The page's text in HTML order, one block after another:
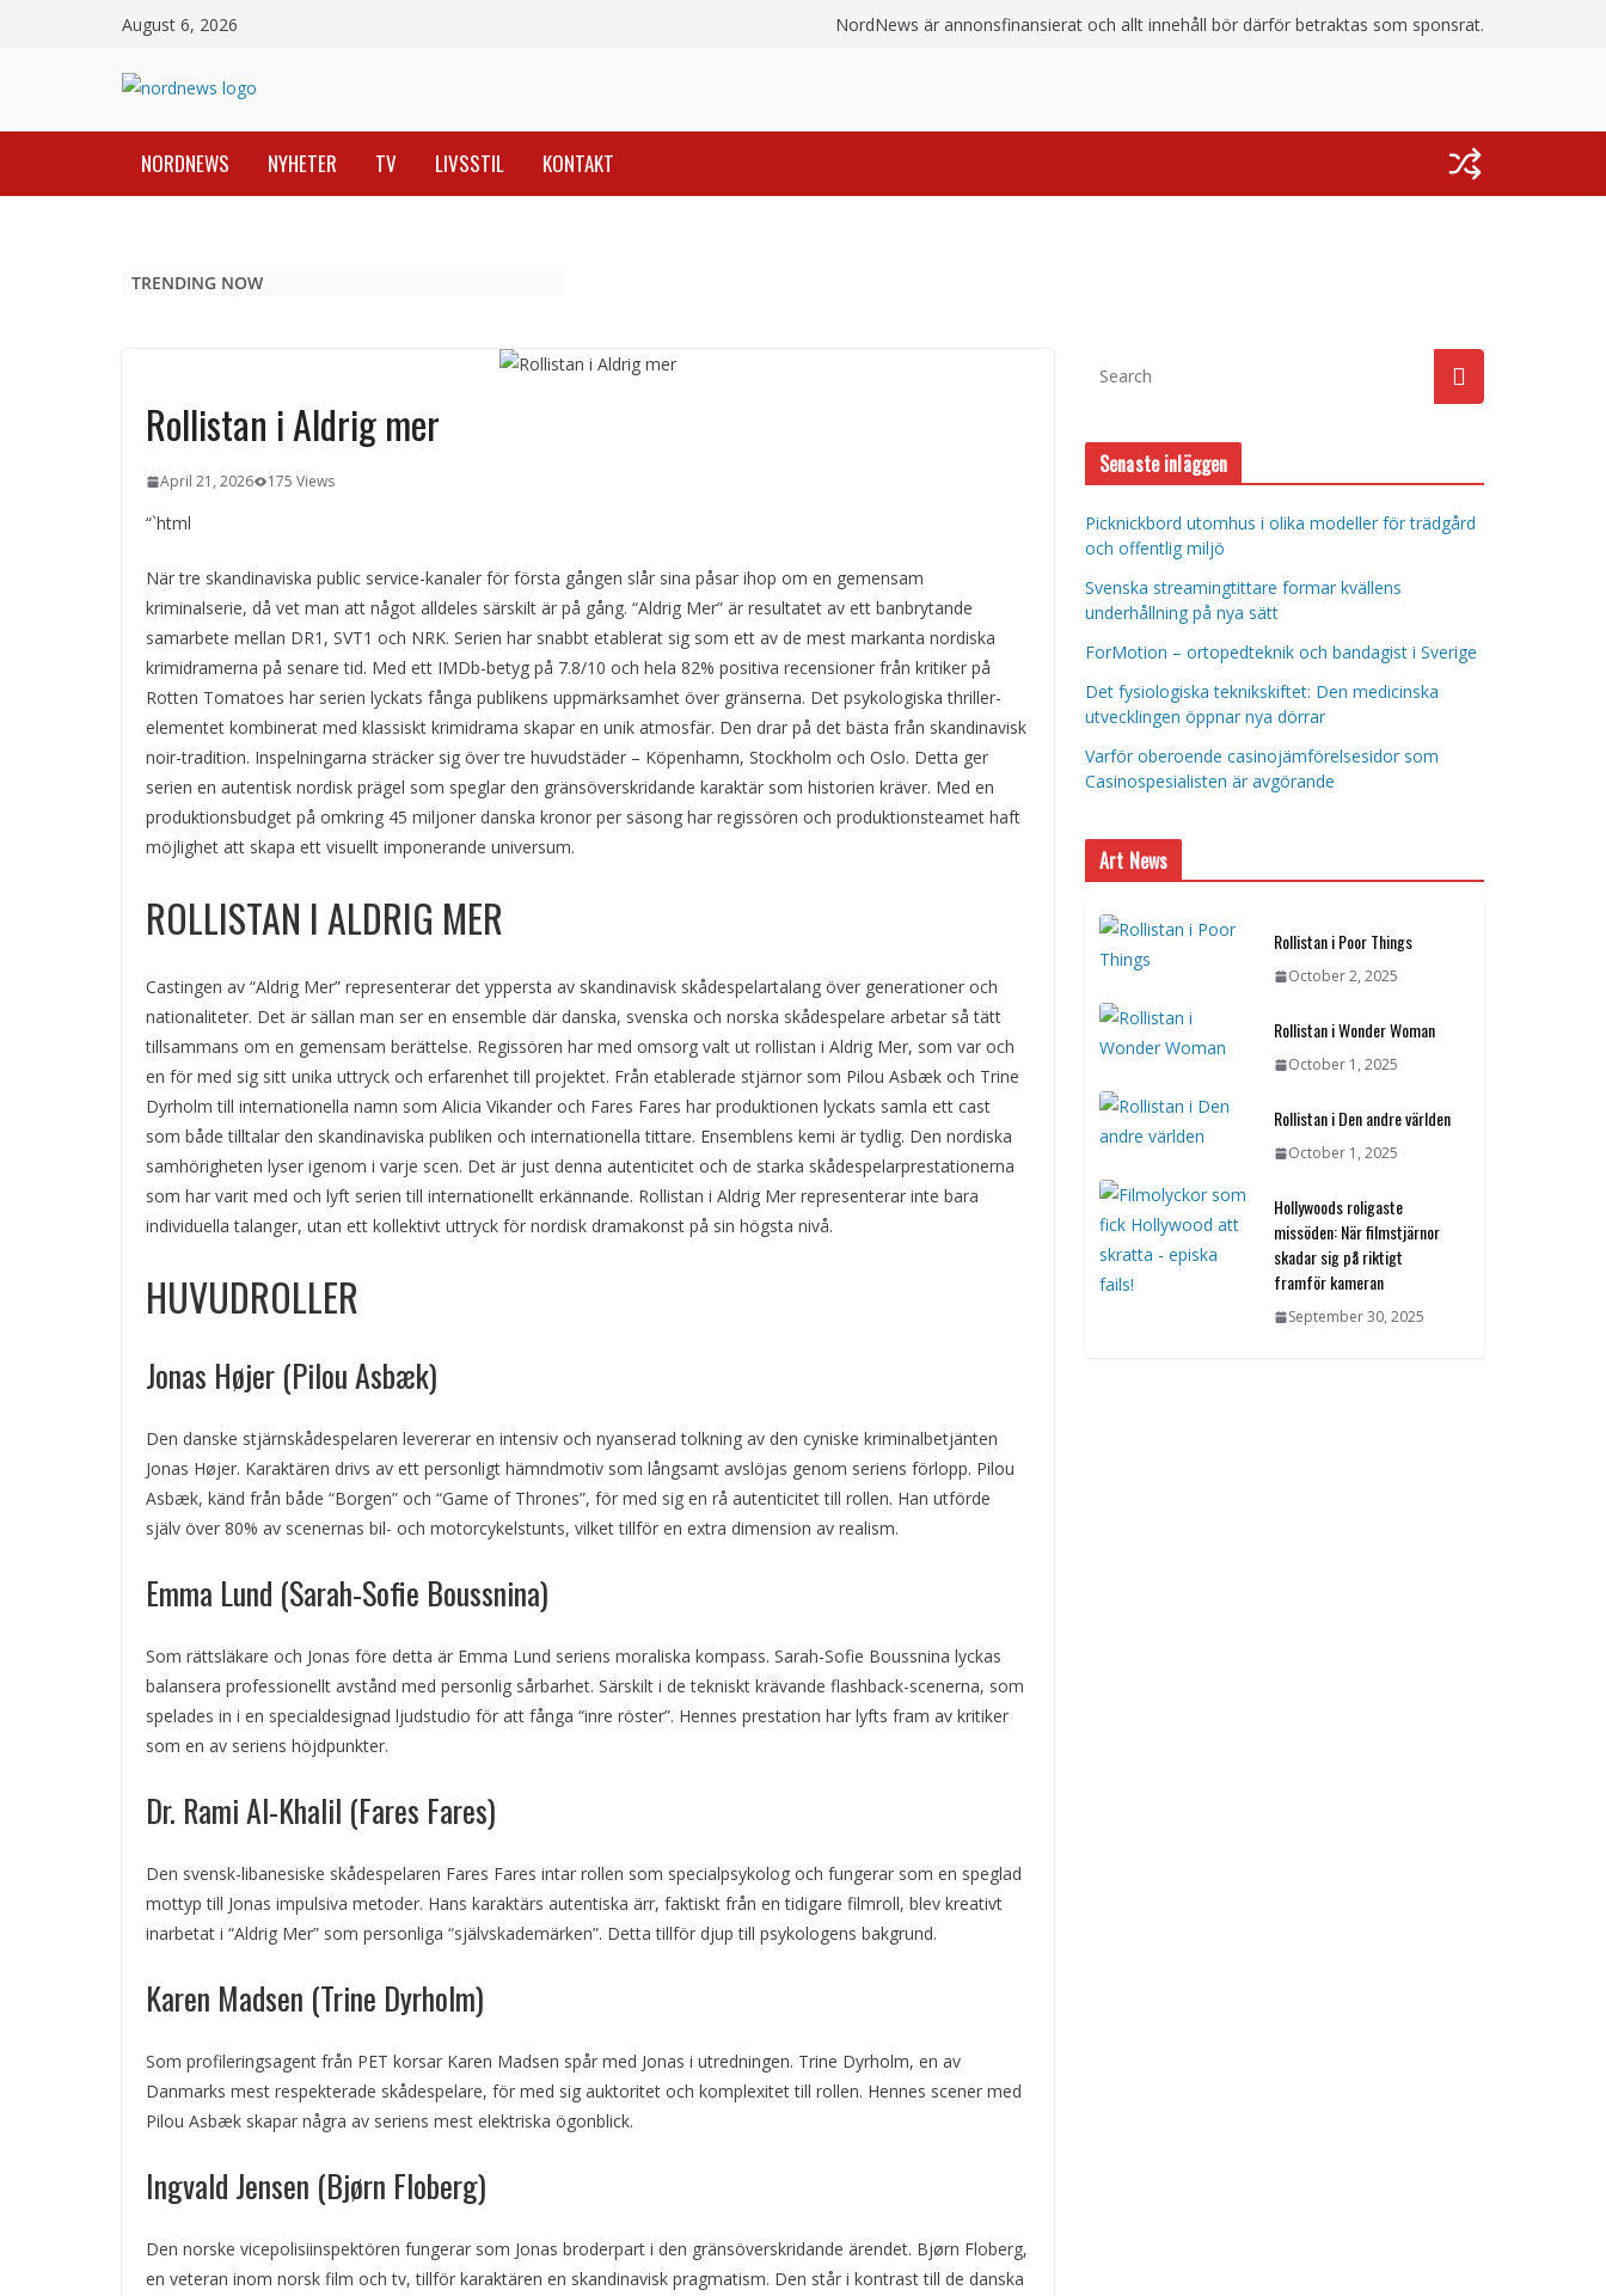
August 6, 2026 NordNews är annonsfinansierat och allt innehåll bör därför betraktas som sponsrat.
NORDNEWS NYHETER TV LIVSSTIL KONTAKT
TRENDING NOW
Rollistan i Aldrig mer
April 21, 2026 175 Views
“`html
När tre skandinaviska public service-kanaler för första gången slår sina påsar ihop om en gemensam
kriminalserie, då vet man att något alldeles särskilt är på gång. “Aldrig Mer” är resultatet av ett banbrytande
samarbete mellan DR1, SVT1 och NRK. Serien har snabbt etablerat sig som ett av de mest markanta nordiska
krimidramerna på senare tid. Med ett IMDb-betyg på 7.8/10 och hela 82% positiva recensioner från kritiker på
Rotten Tomatoes har serien lyckats fånga publikens uppmärksamhet över gränserna. Det psykologiska thriller-
elementet kombinerat med klassiskt krimidrama skapar en unik atmosfär. Den drar på det bästa från skandinavisk
noir-tradition. Inspelningarna sträcker sig över tre huvudstäder – Köpenhamn, Stockholm och Oslo. Detta ger
serien en autentisk nordisk prägel som speglar den gränsöverskridande karaktär som historien kräver. Med en
produktionsbudget på omkring 45 miljoner danska kronor per säsong har regissören och produktionsteamet haft
möjlighet att skapa ett visuellt imponerande universum.
ROLLISTAN I ALDRIG MER
Castingen av “Aldrig Mer” representerar det yppersta av skandinavisk skådespelartalang över generationer och
nationaliteter. Det är sällan man ser en ensemble där danska, svenska och norska skådespelare arbetar så tätt
tillsammans om en gemensam berättelse. Regissören har med omsorg valt ut rollistan i Aldrig Mer, som var och
en för med sig sitt unika uttryck och erfarenhet till projektet. Från etablerade stjärnor som Pilou Asbæk och Trine
Dyrholm till internationella namn som Alicia Vikander och Fares Fares har produktionen lyckats samla ett cast
som både tilltalar den skandinaviska publiken och internationella tittare. Ensemblens kemi är tydlig. Den nordiska
samhörigheten lyser igenom i varje scen. Det är just denna autenticitet och de starka skådespelarprestationerna
som har varit med och lyft serien till internationellt erkännande. Rollistan i Aldrig Mer representerar inte bara
individuella talanger, utan ett kollektivt uttryck för nordisk dramakonst på sin högsta nivå.
HUVUDROLLER
Jonas Højer (Pilou Asbæk)
Den danske stjärnskådespelaren levererar en intensiv och nyanserad tolkning av den cyniske kriminalbetjänten
Jonas Højer. Karaktären drivs av ett personligt hämndmotiv som långsamt avslöjas genom seriens förlopp. Pilou
Asbæk, känd från både “Borgen” och “Game of Thrones”, för med sig en rå autenticitet till rollen. Han utförde
själv över 80% av scenernas bil- och motorcykelstunts, vilket tillför en extra dimension av realism.
Emma Lund (Sarah-Sofie Boussnina)
Som rättsläkare och Jonas före detta är Emma Lund seriens moraliska kompass. Sarah-Sofie Boussnina lyckas
balansera professionellt avstånd med personlig sårbarhet. Särskilt i de tekniskt krävande flashback-scenerna, som
spelades in i en specialdesignad ljudstudio för att fånga “inre röster”. Hennes prestation har lyfts fram av kritiker
som en av seriens höjdpunkter.
Dr. Rami Al-Khalil (Fares Fares)
Den svensk-libanesiske skådespelaren Fares Fares intar rollen som specialpsykolog och fungerar som en speglad
mottyp till Jonas impulsiva metoder. Hans karaktärs autentiska ärr, faktiskt från en tidigare filmroll, blev kreativt
inarbetat i “Aldrig Mer” som personliga “självskademärken”. Detta tillför djup till psykologens bakgrund.
Karen Madsen (Trine Dyrholm)
Som profileringsagent från PET korsar Karen Madsen spår med Jonas i utredningen. Trine Dyrholm, en av
Danmarks mest respekterade skådespelare, för med sig auktoritet och komplexitet till rollen. Hennes scener med
Pilou Asbæk skapar några av seriens mest elektriska ögonblick.
Ingvald Jensen (Bjørn Floberg)
Den norske vicepolisiinspektören fungerar som Jonas broderpart i den gränsöverskridande ärendet. Bjørn Floberg,
en veteran inom norsk film och tv, tillför karaktären en skandinavisk pragmatism. Den står i kontrast till de danska
Senaste inläggen
Picknickbord utomhus i olika modeller för trädgård
och offentlig miljö
Svenska streamingtittare formar kvällens
underhållning på nya sätt
ForMotion – ortopedteknik och bandagist i Sverige
Det fysiologiska teknikskiftet: Den medicinska
utvecklingen öppnar nya dörrar
Varför oberoende casinojämförelsesidor som
Casinospesialisten är avgörande
Art News
Rollistan i Poor Things
October 2, 2025
Rollistan i Wonder Woman
October 1, 2025
Rollistan i Den andre världen
October 1, 2025
Hollywoods roligaste
missöden: När filmstjärnor
skadar sig på riktigt
framför kameran
September 30, 2025